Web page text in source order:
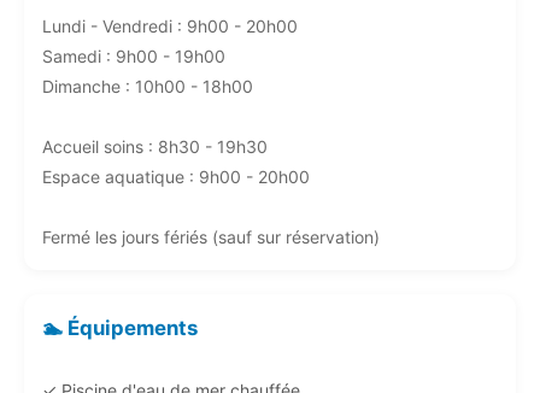
Lundi - Vendredi : 9h00 - 20h00
Samedi : 9h00 - 19h00
Dimanche : 10h00 - 18h00
Accueil soins : 8h30 - 19h30
Espace aquatique : 9h00 - 20h00
Fermé les jours fériés (sauf sur réservation)
🏊 Équipements